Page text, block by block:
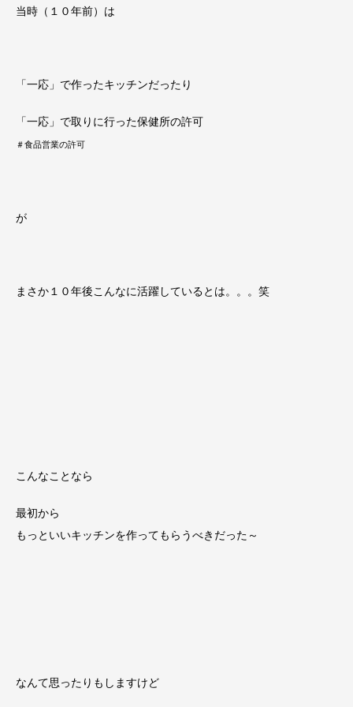
当時（１０年前）は
「一応」で作ったキッチンだったり
「一応」で取りに行った保健所の許可
＃食品営業の許可
が
まさか１０年後こんなに活躍しているとは。。。笑
こんなことなら
最初から
もっといいキッチンを作ってもらうべきだった～
なんて思ったりもしますけど